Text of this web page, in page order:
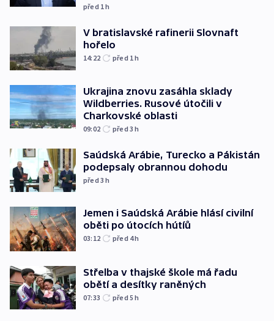
před 1h
V bratislavské rafinerii Slovnaft
hořelo
14:22 před 1h
Ukrajina znovu zasáhla sklady
Wildberries. Rusové útočili v
Charkovské oblasti
09:02 před 3h
Saúdská Arábie, Turecko a Pákistán
podepsaly obrannou dohodu
před 3h
Jemen i Saúdská Arábie hlásí civilní
oběti po útocích hútíů
03:12 před 4h
Střelba v thajské škole má řadu
obětí a desítky raněných
07:33 před 5h